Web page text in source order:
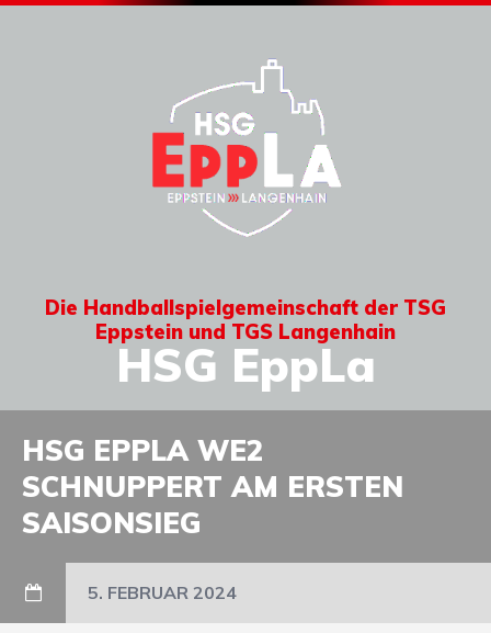
Die Handballspielgemeinschaft der TSG
Eppstein und TGS Langenhain
HSG EppLa
HSG EPPLA WE2
SCHNUPPERT AM ERSTEN
SAISONSIEG
5. FEBRUAR 2024